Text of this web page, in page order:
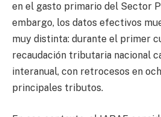
en el gasto primario del Sector
embargo, los datos efectivos
muy distinta: durante el primer
recaudación tributaria nacional
interanual, con retrocesos en
principales tributos.